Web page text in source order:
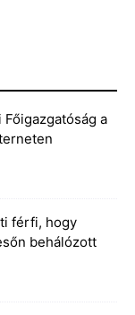
Főigazgatóság a
férfi, hogy
behálózott